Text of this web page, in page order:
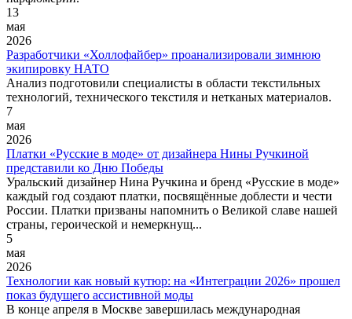
13
мая
2026
Разработчики «Холлофайбер» проанализировали зимнюю
экипировку НАТО
Анализ подготовили специалисты в области текстильных
технологий, технического текстиля и нетканых материалов.
7
мая
2026
Платки «Русские в моде» от дизайнера Нины Ручкиной
представили ко Дню Победы
Уральский дизайнер Нина Ручкина и бренд «Русские в моде»
каждый год создают платки, посвящённые доблести и чести
России. Платки призваны напомнить о Великой славе нашей
страны, героической и немеркнущ...
5
мая
2026
Технологии как новый кутюр: на «Интеграции 2026» прошел
показ будущего ассистивной моды
В конце апреля в Москве завершилась международная